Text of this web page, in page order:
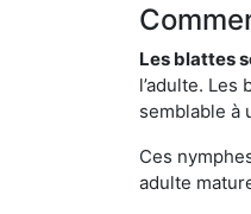
Les blattes
l’adulte.
semblable à
Ces
adulte